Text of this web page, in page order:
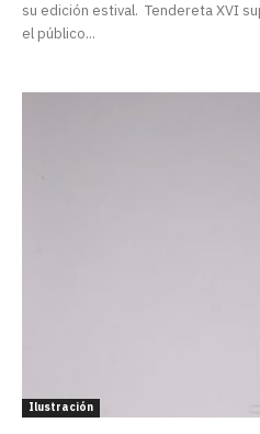
su edición estival. Tendereta XVI
el público...
Ilustración